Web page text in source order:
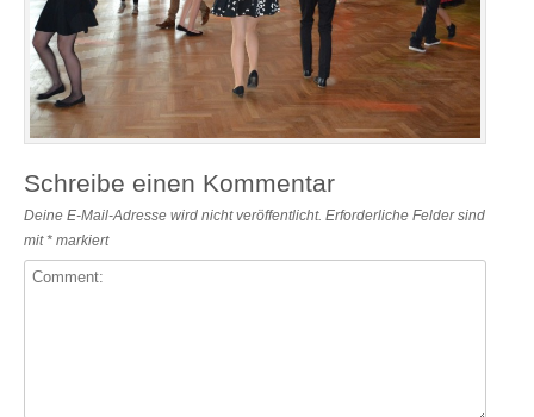
Schreibe einen Kommentar
Deine E-Mail-Adresse wird nicht veröffentlicht. Erforderliche Felder sind
mit * markiert